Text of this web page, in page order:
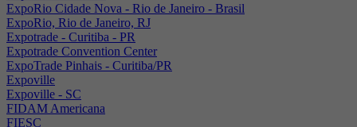
ExpoRio Cidade Nova - Rio de Janeiro - Brasil
ExpoRio, Rio de Janeiro, RJ
Expotrade - Curitiba - PR
Expotrade Convention Center
ExpoTrade Pinhais - Curitiba/PR
Expoville
Expoville - SC
FIDAM Americana
FIESC